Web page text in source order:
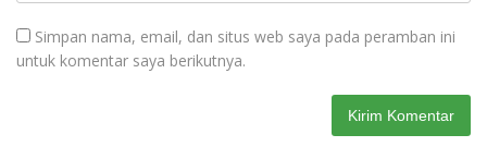
Simpan nama, email, dan situs web saya pada peramban ini
untuk komentar saya berikutnya.